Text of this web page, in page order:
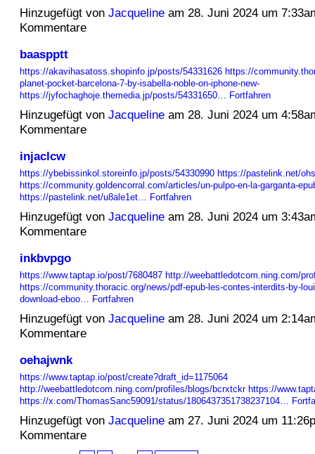
Hinzugefügt von Jacquelineam 28. Juni 2024 um
Kommentare
baaspptt
https://akavihasatoss.shopinfo.jp/posts/54331626 https://
planet-pocket-barcelona-7-by-isabella-noble-on-iphone-new-
https://jyfochaghoje.themedia.jp/posts/54331650… Fortfahren
Hinzugefügt von Jacquelineam 28. Juni 2024 um
Kommentare
injaclcw
https://ybebissinkol.storeinfo.jp/posts/54330990 https://pastelink.net/
https://community.goldencorral.com/articles/un-pulpo-en-la-garganta-
https://pastelink.net/u8ale1et… Fortfahren
Hinzugefügt von Jacquelineam 28. Juni 2024 um
Kommentare
inkbvpgo
https://www.taptap.io/post/7680487 http://weebattledotcom.ning.com/
https://community.thoracic.org/news/pdf-epub-les-contes-interdits-by-
download-eboo… Fortfahren
Hinzugefügt von Jacquelineam 28. Juni 2024 um
Kommentare
oehajwnk
https://www.taptap.io/post/create?draft_id=1175064
http://weebattledotcom.ning.com/profiles/blogs/bcrxtckr https://
https://x.com/ThomasSanc59091/status/1806437351738237104…
Hinzugefügt von Jacquelineam 27. Juni 2024 um
Kommentare